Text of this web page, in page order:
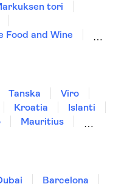
tori
Food and Wine
Tanska
Viro
Kroatia
Islanti
Mauritius
Barcelona